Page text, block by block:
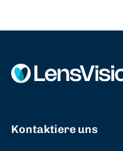
Kontaktiere uns